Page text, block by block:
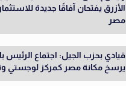
الأزرق يفتحان آفاقًا جديدة
مصر
قيادي بحزب الجيل: اجتماع الرئيس
يرسخ مكانة مصر كمركز لوجستي